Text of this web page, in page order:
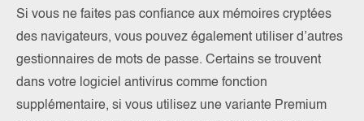
Si vous ne faites pas confiance aux mémoires cryptées
des navigateurs, vous pouvez également utiliser d’autres
gestionnaires de mots de passe. Certains se trouvent
dans votre logiciel antivirus comme fonction
supplémentaire, si vous utilisez une variante Premium